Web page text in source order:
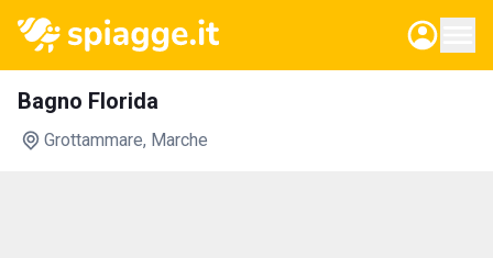
Bagno Florida
Grottammare, Marche